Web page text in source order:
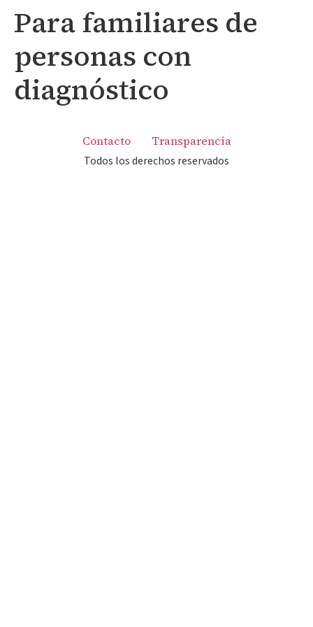
Para familiares de
personas con
diagnóstico
Contacto
Transparencia
Todos los derechos reservados